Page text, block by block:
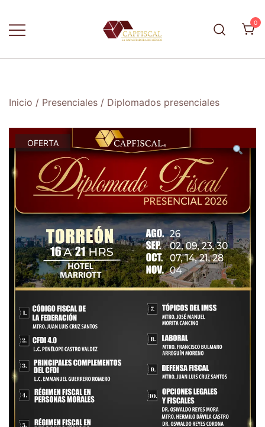
content
0
Inicio / Presenciales / Diplomados presenciales
OFERTA